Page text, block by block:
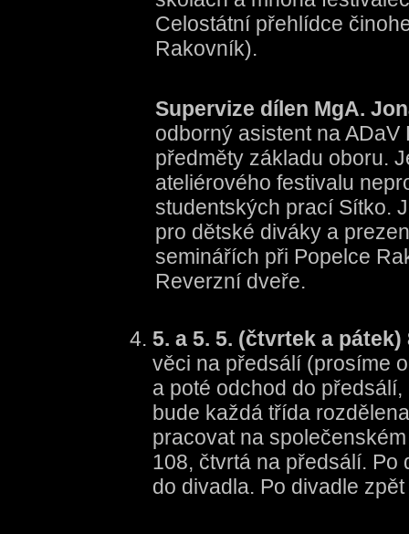
Celostátní přehlídce
Rakovník).
Supervize dílen MgA.
odborný asistent na ADaV
předměty základu oboru.
ateliérového festivalu
studentských prací Sítko.
pro dětské diváky a
seminářích při Popelce
Reverzní dveře.
5. a 5. 5. (čtvrtek a
věci na předsálí (prosíme
a poté odchod do
bude každá třída
pracovat na
108, čtvrtá na předsálí. Po
do divadla. Po divadle